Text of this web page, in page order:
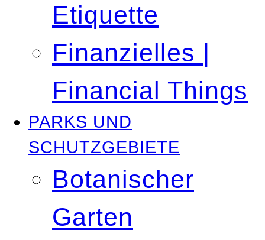
Etiquette
Finanzielles |
Financial Things
PARKS UND
SCHUTZGEBIETE
Botanischer
Garten